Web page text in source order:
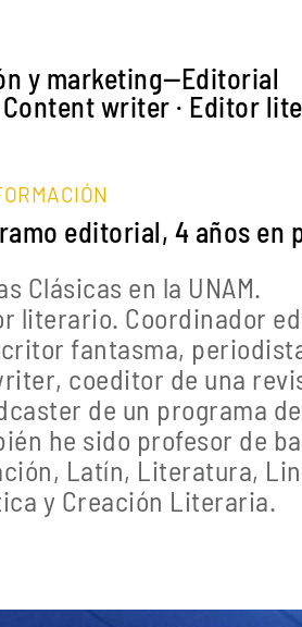
y marketing—Editorial
writer · Editor
editorial, 4 años en
Clásicas en la UNAM.
literario. Coordinador
fantasma,
coeditor de una
de un programa
he sido profesor de
Latín, Literatura,
y Creación Literaria.